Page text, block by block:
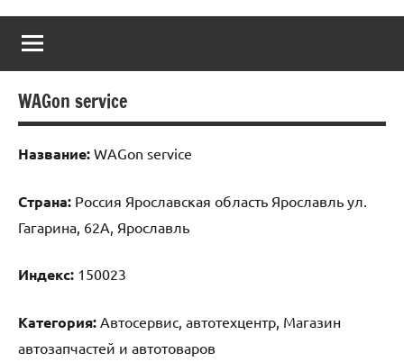
WAGon service
Название: WAGon service
Страна: Россия Ярославская область Ярославль ул.
Гагарина, 62А, Ярославль
Индекс: 150023
Категория: Автосервис, автотехцентр, Магазин
автозапчастей и автотоваров